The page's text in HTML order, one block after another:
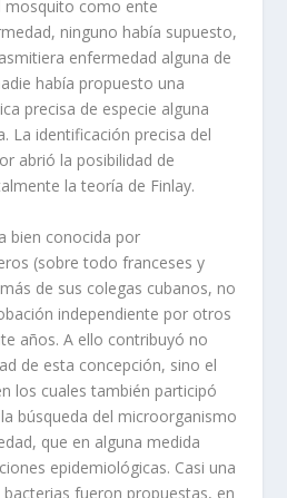
mosquito como ente
ninguno había supuesto,
enfermedad alguna de
había propuesto una
precisa de especie alguna
La identificación precisa del
abrió la posibilidad de
la teoría de Finlay.
bien conocida por
(sobre todo franceses y
de sus colegas cubanos, no
independiente por otros
años. A ello contribuyó no
de esta concepción, sino el
los cuales también participó
búsqueda del microorganismo
que en alguna medida
epidemiológicas. Casi una
fueron propuestas, en